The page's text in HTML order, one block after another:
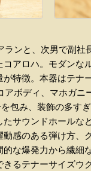
ンと、次男で副社
アロハ。モダンな
特徴。本器はテナ
アボディ、マホガニ
包み、装飾の多す
サウンドホールな
感のある弾け方、
な爆発力から繊細
るテナーサイズウ